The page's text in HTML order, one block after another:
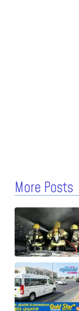
More Posts